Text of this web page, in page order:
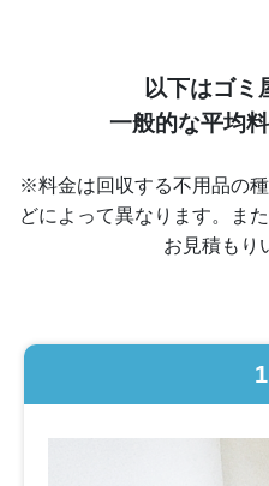
以下はゴミ
一般的な平均
※料金は回収する不用品の
どによって異なります。ま
お見積もり